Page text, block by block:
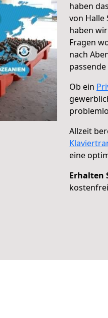
haben das
von Halle
haben
Fragen
nach
Ob ein
Allzeit
eine
Erhalten